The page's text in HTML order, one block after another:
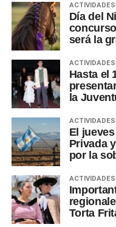
ACTIVIDADES
Día del
será la
ACTIVIDADES
Hasta el
la
ACTIVIDADES
El
Privada
por la
ACTIVIDADES
Torta